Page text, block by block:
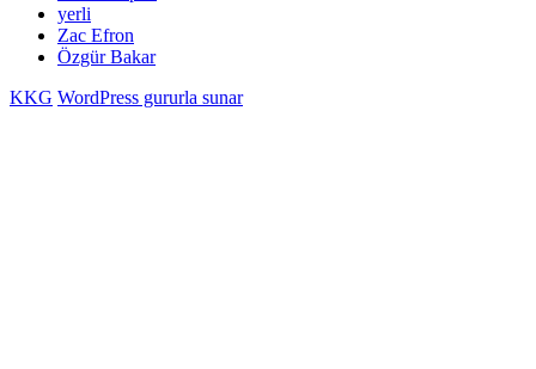
yerli
Zac Efron
Özgür Bakar
KKG WordPress gururla sunar